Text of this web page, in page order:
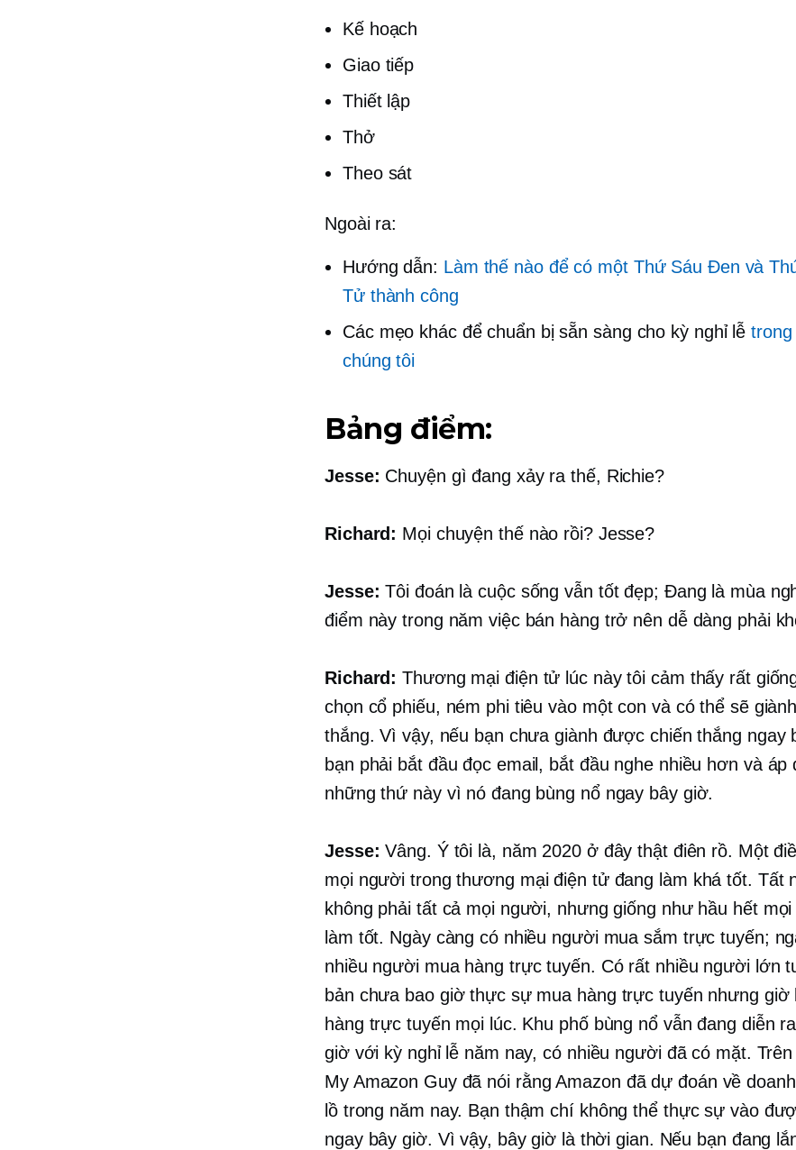
Kế hoạch
Giao tiếp
Thiết lập
Thở
Theo sát
Ngoài ra:
Hướng dẫn: Làm thế nào để có một Thứ Sáu Đen và
Tử thành công
Các mẹo khác để chuẩn bị sẵn sàng cho kỳ nghỉ lễtrong
chúng tôi
Bảng điểm:
Jesse: Chuyện gì đang xảy ra thế, Richie?
Richard: Mọi chuyện thế nào rồi? Jesse?
Jesse: Tôi đoán là cuộc sống vẫn tốt đẹp; Đang là mùa
điểm này trong năm việc bán hàng trở nên dễ dàng phải
Richard: Thương mại điện tử lúc này tôi cảm thấy rất
chọn cổ phiếu, ném phi tiêu vào một con và có thể sẽ
thắng. Vì vậy, nếu bạn chưa giành được chiến thắng ngay
bạn phải bắt đầu đọc email, bắt đầu nghe nhiều hơn và áp
những thứ này vì nó đang bùng nổ ngay bây giờ.
Jesse: Vâng. Ý tôi là, năm 2020 ở đây thật điên rồ. Một
mọi người trongthương mại điện tửđang làm khá tốt. Tất
không phải tất cả mọi người, nhưng giống như hầu hết
làm tốt. Ngày càng có nhiều người mua sắm trực tuyến;
nhiều người mua hàng trực tuyến. Có rất nhiều người lớn
bản chưa bao giờ thực sự mua hàng trực tuyến nhưng giờ
hàng trực tuyến mọi lúc. Khu phố bùng nổ vẫn đang diễn
giờ với kỳ nghỉ lễ năm nay, có nhiều người đã có mặt.
My Amazon Guy đã nói rằng Amazon đã dự đoán về
lồ trong năm nay. Bạn thậm chí không thể thực sự vào
ngay bây giờ. Vì vậy, bây giờ là thời gian. Nếu bạn đang